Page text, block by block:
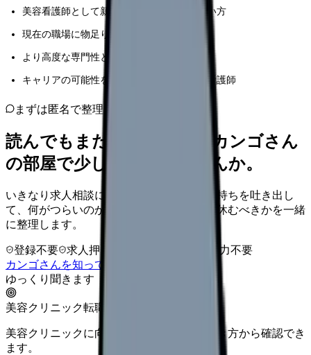
美容看護師として新たな一歩を踏み出したい方
現在の職場に物足りなさを感じている方
より高度な専門性と待遇を求めている方
キャリアの可能性を広げたいと考えている看護師
まずは匿名で整理
読んでもまだ苦しいなら、カンゴさん
の部屋で少し話してみませんか。
いきなり求人相談には進みません。今の気持ちを吐き出し
て、何がつらいのか、辞めるべきか、少し休むべきかを一緒
に整理します。
登録不要 求人押し売りなし
病院名は入力不要
カンゴさんを知ってから相談する
ゆっくり聞きます
美容クリニック転職
美容クリニックに向いているか、条件と働き方から確認でき
ます。